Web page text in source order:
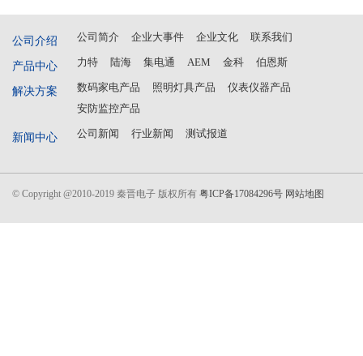
公司介绍 公司简介 企业大事件 企业文化 联系我们
产品中心 力特 陆海 集电通 AEM 金科 伯恩斯
解决方案 数码家电产品 照明灯具产品
仪表仪器产品
安防监控产品
新闻中心 公司新闻 行业新闻 测试报道
© Copyright @2010-2019 秦晋电子 版权所有 粤ICP备17084296号 网站地图